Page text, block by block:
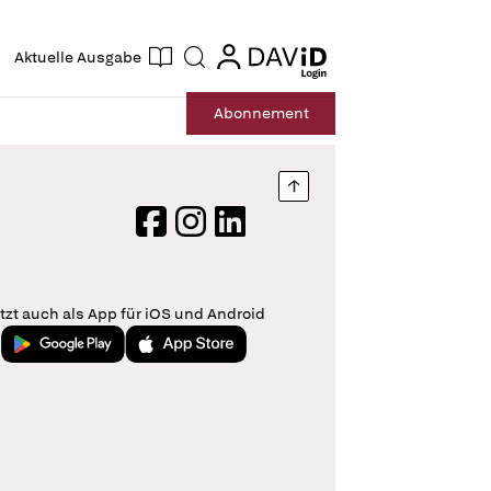
Aktuelle Ausgabe Suche login
login
Abonnement
Nach oben springen
FacebookInstagram
LinkedIn
auch als App für iOS und Android
Jetzt bei Google PlayLaden im App Store